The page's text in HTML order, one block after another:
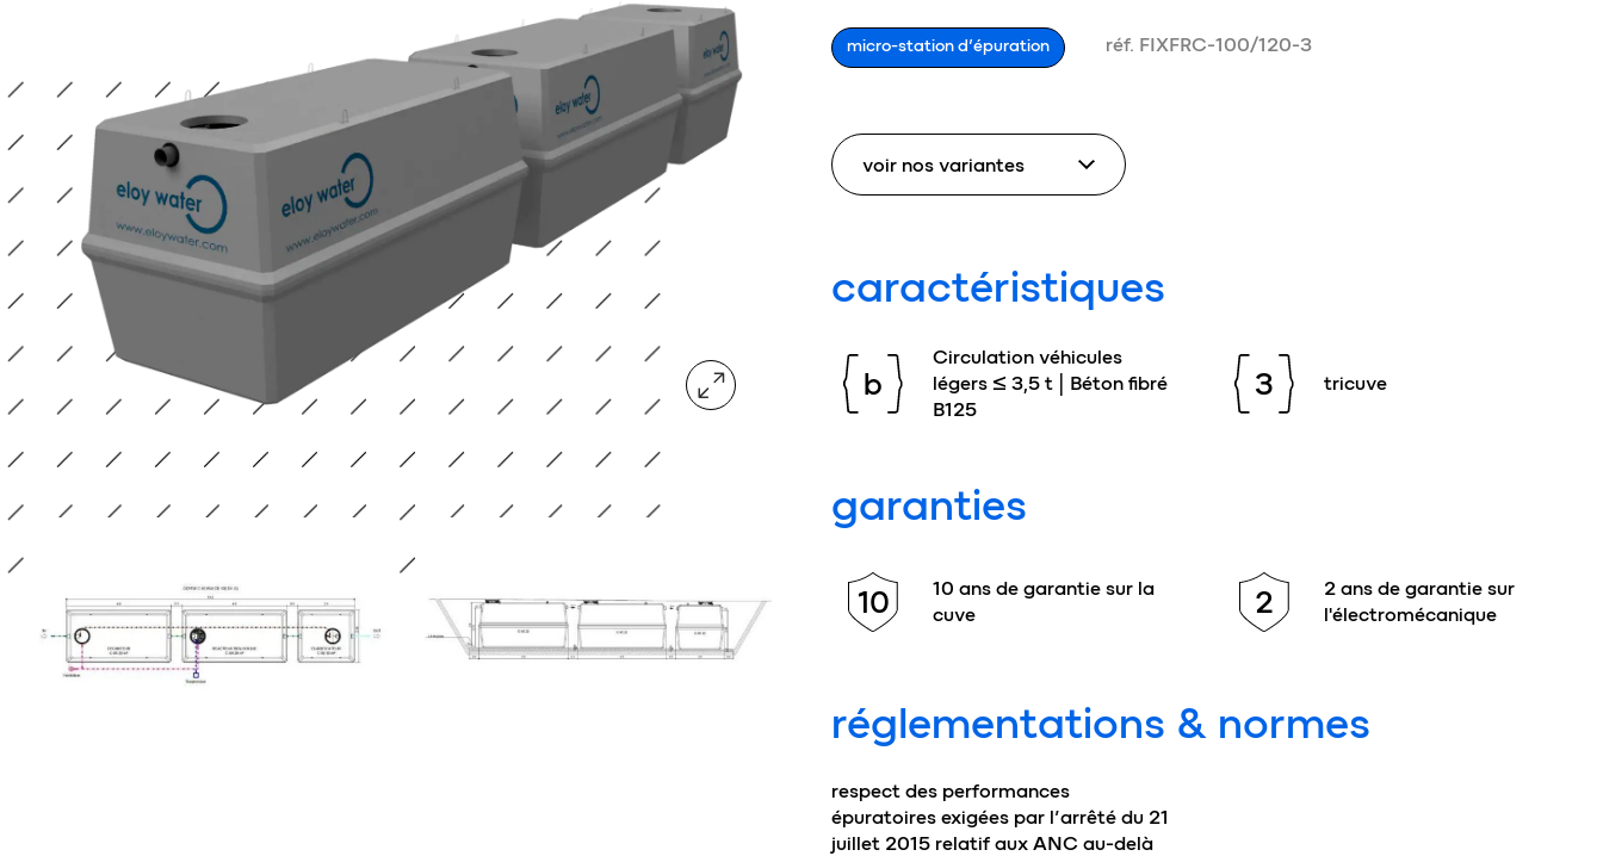
agrandir l'image
micro-station d’épuration réf. FIXFRC-100/120-3
caractéristiques
b
Circulation véhicules
légers ≤ 3,5 t | Béton fibré
B125
3 tricuve
garanties
10
10 ans de garantie sur la
cuve
2
2 ans de garantie sur
l'électromécanique
réglementations & normes
respect des performances
épuratoires exigées par l’arrêté du 21
juillet 2015 relatif aux ANC au-delà